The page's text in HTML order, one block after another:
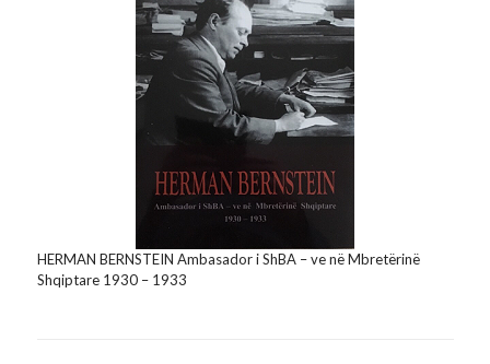
HERMAN BERNSTEIN Ambasador i ShBA – ve në Mbretërinë
Shqiptare 1930 – 1933